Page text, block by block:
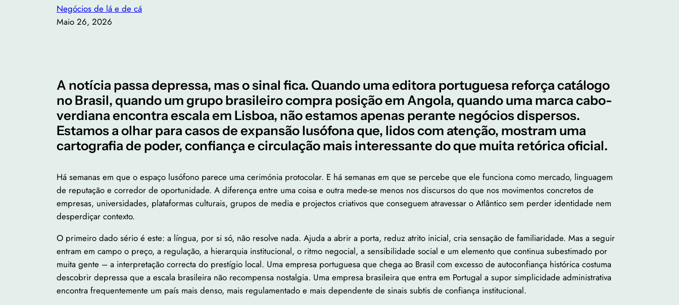
Negócios de lá e de cá
Maio 26, 2026
A notícia passa depressa, mas o sinal fica. Quando uma editora portuguesa reforça catálogo
no Brasil, quando um grupo brasileiro compra posição em Angola, quando uma marca cabo-
verdiana encontra escala em Lisboa, não estamos apenas perante negócios dispersos.
Estamos a olhar para casos de expansão lusófona que, lidos com atenção, mostram uma
cartografia de poder, confiança e circulação mais interessante do que muita retórica oficial.
Há semanas em que o espaço lusófono parece uma cerimónia protocolar. E há semanas em que se percebe que ele funciona como mercado, linguagem
de reputação e corredor de oportunidade. A diferença entre uma coisa e outra mede-se menos nos discursos do que nos movimentos concretos de
empresas, universidades, plataformas culturais, grupos de media e projectos criativos que conseguem atravessar o Atlântico sem perder identidade nem
desperdiçar contexto.
O primeiro dado sério é este: a língua, por si só, não resolve nada. Ajuda a abrir a porta, reduz atrito inicial, cria sensação de familiaridade. Mas a seguir
entram em campo o preço, a regulação, a hierarquia institucional, o ritmo negocial, a sensibilidade social e um elemento que continua subestimado por
muita gente – a interpretação correcta do prestígio local. Uma empresa portuguesa que chega ao Brasil com excesso de autoconfiança histórica costuma
descobrir depressa que a escala brasileira não recompensa nostalgia. Uma empresa brasileira que entra em Portugal a supor simplicidade administrativa
encontra frequentemente um país mais denso, mais regulamentado e mais dependente de sinais subtis de confiança institucional.